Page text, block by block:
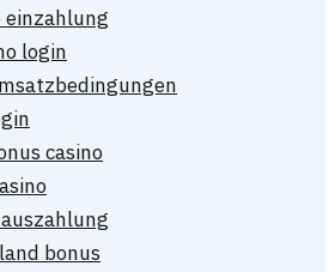
einzahlung
login
casino
bonus